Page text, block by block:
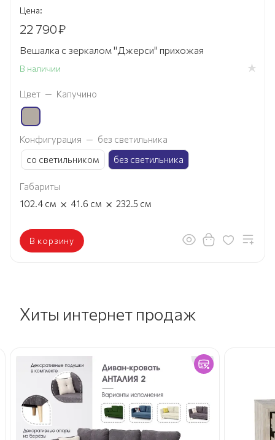
Цена:
22 790₽
Вешалка с зеркалом "Джерси" прихожая
В наличии
Цвет — Капучино
Конфигурация — без светильника
со светильником
без светильника
Габариты
102.4 см × 41.6 см × 232.5 см
В корзину
Хиты интернет продаж